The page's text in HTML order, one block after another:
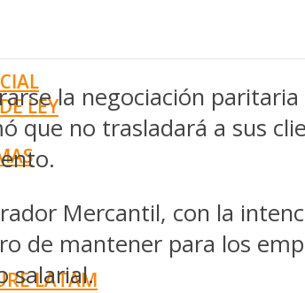
LEY
LATAM
la negociación
que no trasladará a sus
Mercantil, con la
de mantener para los
salarial.